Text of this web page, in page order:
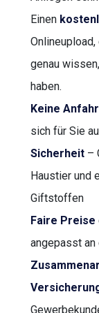
Einen
Onlineupload,
genau
haben.
Keine
sich für Sie
Sicherheit –
Haustier und
Giftstoffen
Faire Preise
angepasst an